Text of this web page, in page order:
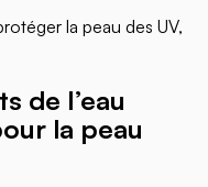
la peau des UV,
de l’eau
la peau